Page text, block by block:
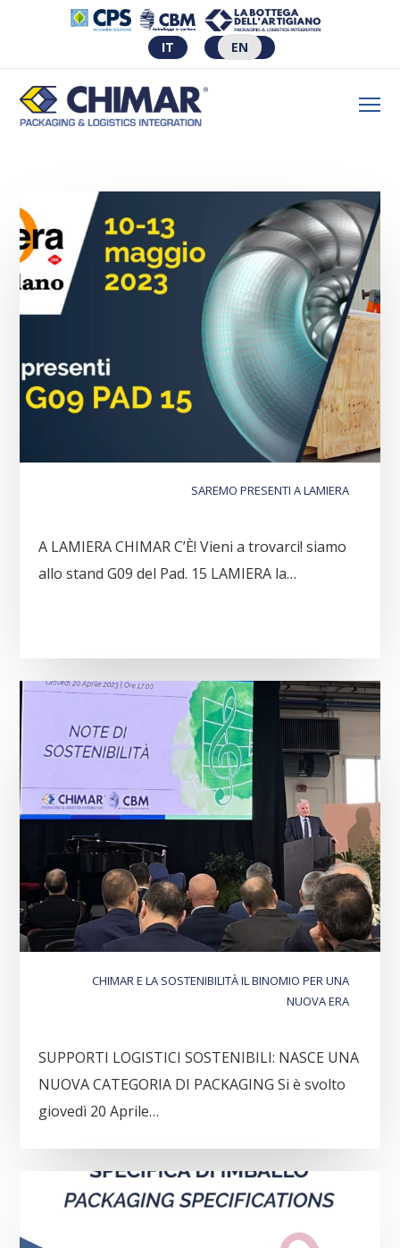
IT EN
SAREMO PRESENTI A LAMIERA
A LAMIERA CHIMAR C’È! Vieni a trovarci! siamo
allo stand G09 del Pad. 15 LAMIERA la…
CHIMAR E LA SOSTENIBILITÀ IL BINOMIO PER UNA
NUOVA ERA
SUPPORTI LOGISTICI SOSTENIBILI: NASCE UNA
NUOVA CATEGORIA DI PACKAGING Si è svolto
giovedì 20 Aprile…